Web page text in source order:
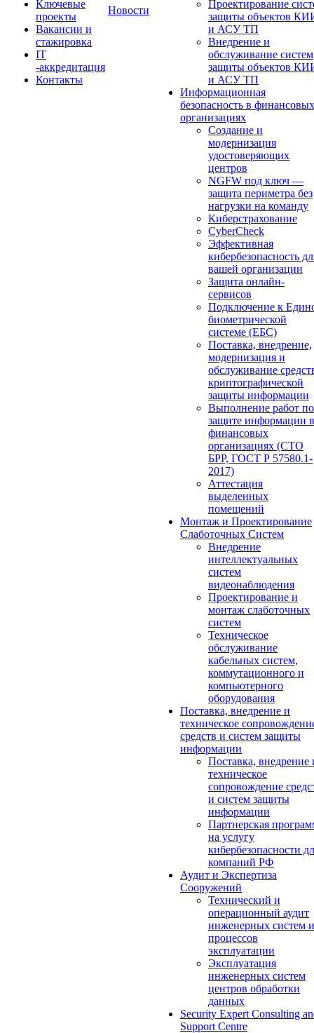
Ключевые
проекты
Вакансии и
стажировка
IT
-аккредитация
Контакты
Новости
Проектирование
защиты объектов
и АСУ ТП
Внедрение и
обслуживание систем
защиты объектов
и АСУ ТП
Информационная
безопасность в финансовых
организациях
Создание и
модернизация
удостоверяющих
центров
NGFW под ключ —
защита периметра без
нагрузки на команду
Киберстрахование
CyberCheck
Эффективная
кибербезопасность
вашей организации
Защита онлайн-
сервисов
Подключение к
биометрической
системе (ЕБС)
Поставка, внедрение,
модернизация и
обслуживание
криптографической
защиты информации
Выполнение работ по
защите информации в
финансовых
организациях (СТО
БРР, ГОСТ Р 57580.1-
2017)
Аттестация
выделенных
помещений
Монтаж и Проектирование
Слаботочных Систем
Внедрение
интеллектуальных
систем
видеонаблюдения
Проектирование и
монтаж слаботочных
систем
Техническое
обслуживание
кабельных систем,
коммутационного и
компьютерного
оборудования
Поставка, внедрение и
техническое
средств и систем защиты
информации
Поставка, внедрение
техническое
сопровождение
и систем защиты
информации
Партнерская
на услугу
кибербезопасности
компаний РФ
Аудит и Экспертиза
Сооружений
Технический и
операционный аудит
инженерных систем и
процессов
эксплуатации
Эксплуатация
инженерных систем
центров обработки
данных
Security Expert Consulting
Support Centre